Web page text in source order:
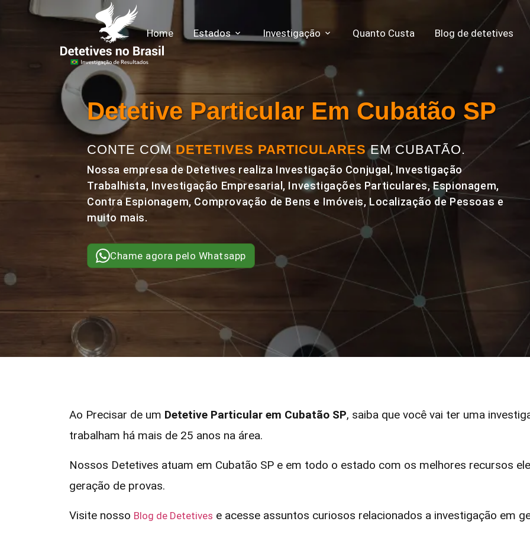
Home Estados Investigação Quanto Custa Blog de detetives
Detetive Particular Em Cubatão SP
CONTE COMDETETIVES PARTICULARESEM CUBATÃO.
Nossa empresa de Detetives realiza Investigação Conjugal, Investigação
Trabalhista, Investigação Empresarial, Investigações Particulares, Espionagem,
Contra Espionagem, Comprovação de Bens e Imóveis, Localização de Pessoas e
muito mais.
Chame agora pelo Whatsapp
Ao Precisar de um Detetive Particular em Cubatão SP, saiba que você vai ter uma
trabalham há mais de 25 anos na área.
Nossos Detetives atuam em Cubatão SP e em todo o estado com os melhores recursos
geração de provas.
Visite nosso Blog de Detetives e acesse assuntos curiosos relacionados a investigação em